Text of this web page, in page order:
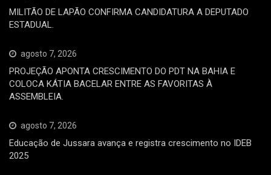
MILITÃO DE LAPÃO CONFIRMA CANDIDATURA A DEPUTADO
ESTADUAL.
agosto 7, 2026
PROJEÇÃO APONTA CRESCIMENTO DO PDT NA BAHIA E
COLOCA KÁTIA BACELAR ENTRE AS FAVORITAS À
ASSEMBLEIA.
agosto 7, 2026
Educação de Jussara avança e registra crescimento no IDEB
2025